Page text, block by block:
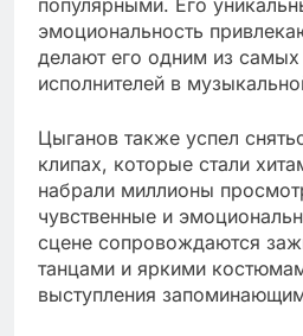
популярными. Его
эмоциональность
делают его одним из
исполнителей в
Цыганов также успел
клипах, которые стали
набрали миллионы
чувственные и
сцене сопровождаются
танцами и яркими
выступления